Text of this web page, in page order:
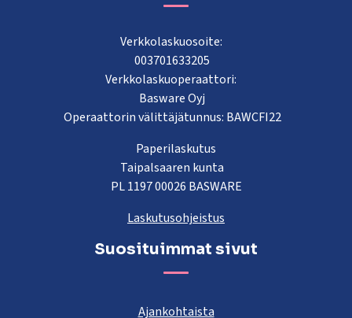
Verkkolaskuosoite:
003701633205
Verkkolaskuoperaattori:
Basware Oyj
Operaattorin välittäjätunnus: BAWCFI22
Paperilaskutus
Taipalsaaren kunta
PL 1197 00026 BASWARE
Laskutusohjeistus
Suosituimmat sivut
Ajankohtaista